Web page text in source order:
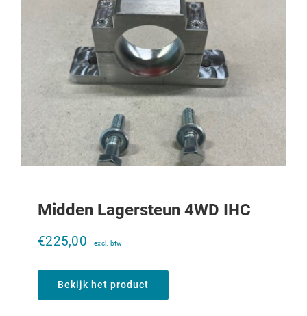
Midden Lagersteun 4WD IHC
€225,00
Bekijk het product
€485,00